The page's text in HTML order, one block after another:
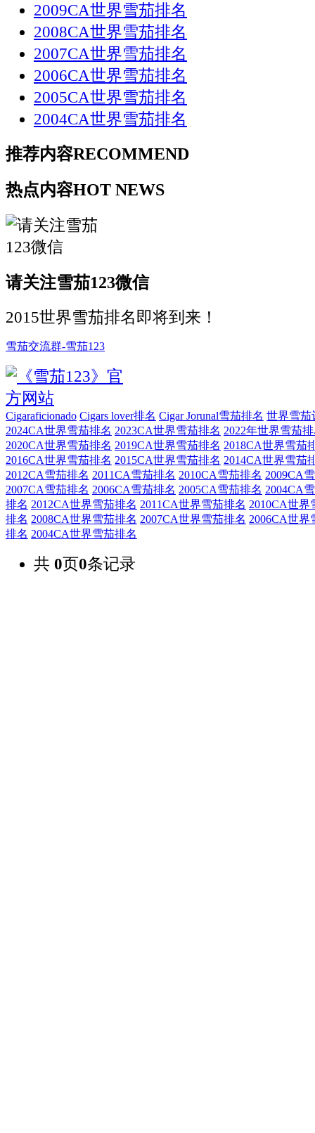
2009CA世界雪茄排名
2008CA世界雪茄排名
2007CA世界雪茄排名
2006CA世界雪茄排名
2005CA世界雪茄排名
2004CA世界雪茄排名
推荐内容RECOMMEND
热点内容HOT NEWS
请关注雪茄123微信
2015世界雪茄排名即将到来！
雪茄交流群-雪茄123
Cigaraficionado Cigars lover排名 Cigar Jorunal雪茄排名 世界雪茄
2024CA世界雪茄排名 2023CA世界雪茄排名 2022年世界雪茄
2020CA世界雪茄排名 2019CA世界雪茄排名 2018CA世界雪茄
2016CA世界雪茄排名 2015CA世界雪茄排名 2014CA世界雪茄
2012CA雪茄排名 2011CA雪茄排名 2010CA雪茄排名 2009CA
2007CA雪茄排名 2006CA雪茄排名 2005CA雪茄排名 2004CA
排名 2012CA世界雪茄排名 2011CA世界雪茄排名 2010CA世界
排名 2008CA世界雪茄排名 2007CA世界雪茄排名 2006CA世界
排名 2004CA世界雪茄排名
共 0 页0条记录